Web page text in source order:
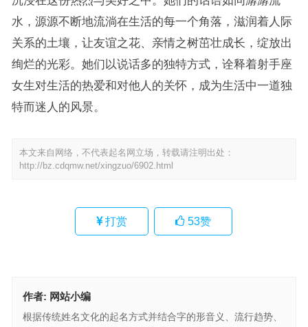
水，源源不断地流淌在生活的每一个角落，滋润着人际
关系的土壤，让友谊之花、亲情之树茁壮成长，绽放出
绚烂的光彩。她们以说话多的独特方式，诠释着射手座
女生对生活的热爱和对他人的关怀，成为生活中一道独
特而迷人的风景。
本文来自网络，不代表起名网立场，转载请注明出处：
http://bz.cdqmw.net/xingzuo/6902.html
打赏 53赞
作者: 网站小编
根据传统姓名文化的起名方式并结合字的形音义、流行趋势、